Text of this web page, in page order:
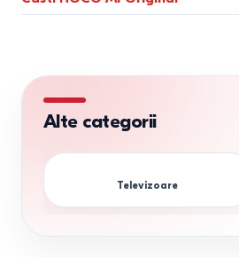
Alte categorii
Televizoare